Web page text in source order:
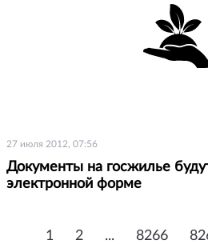
27 июля 2012, 07:56
Документы на госжилье
электронной форме
1 2 ... 8266